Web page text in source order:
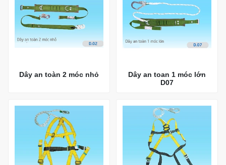
Dây an toàn 2 móc nhỏ
Dây an toan 1 móc lớn
D07